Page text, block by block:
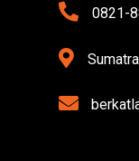
0821-